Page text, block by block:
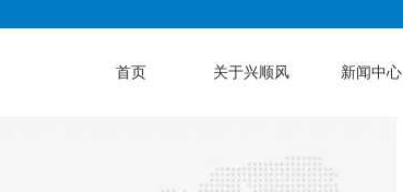
首页 关于兴顺风 新闻中心